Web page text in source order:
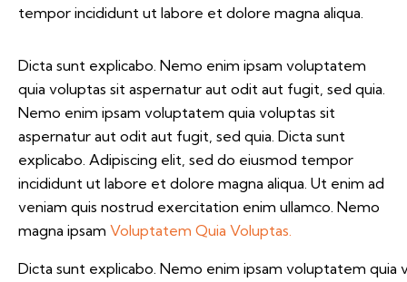
tempor incididunt ut labore et dolore magna aliqua.
Dicta sunt explicabo. Nemo enim ipsam voluptatem
quia voluptas sit aspernatur aut odit aut fugit, sed quia.
Nemo enim ipsam voluptatem quia voluptas sit
aspernatur aut odit aut fugit, sed quia. Dicta sunt
explicabo. Adipiscing elit, sed do eiusmod tempor
incididunt ut labore et dolore magna aliqua. Ut enim ad
veniam quis nostrud exercitation enim ullamco. Nemo
magna ipsam Voluptatem Quia Voluptas.
Dicta sunt explicabo. Nemo enim ipsam voluptatem